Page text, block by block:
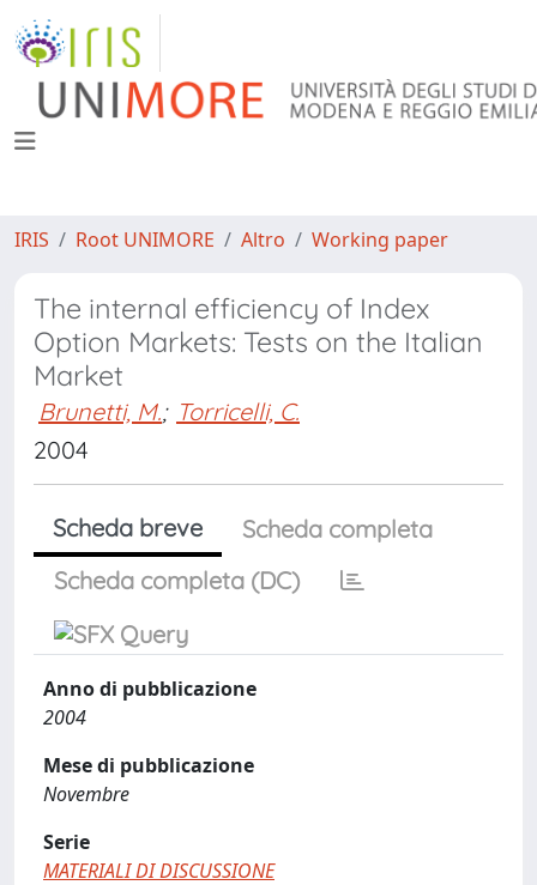
IRIS Root UNIMORE Altro Working paper
The internal efficiency of Index
Option Markets: Tests on the Italian
Market
Brunetti, M.; Torricelli, C.
2004
Scheda breve
Scheda completa
Scheda completa (DC)
Anno di pubblicazione
2004
Mese di pubblicazione
Novembre
Serie
MATERIALI DI DISCUSSIONE